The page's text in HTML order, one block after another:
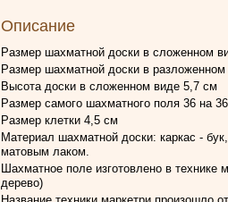
Описание
Размер шахматной доски в сложенном
Размер шахматной доски в
Высота доски в сложенном виде 5,7 см
Размер самого шахматного поля 36 на
Размер клетки 4,5 см
Материал шахматной доски: каркас -
матовым лаком.
Шахматное поле изготовлено в технике
дерево)